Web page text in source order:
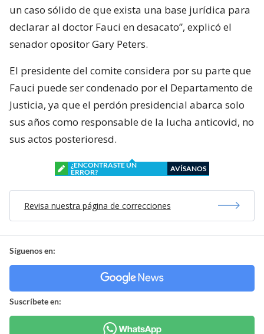
un caso sólido de que exista una base jurídica para
declarar al doctor Fauci en desacato”, explicó el
senador opositor Gary Peters.
El presidente del comite considera por su parte que
Fauci puede ser condenado por el Departamento de
Justicia, ya que el perdón presidencial abarca solo
sus años como responsable de la lucha anticovid, no
sus actos posterioresd.
¿ENCONTRASTE UN
ERROR?
AVÍSANOS
Revisa nuestra página de correcciones
Síguenos en:
Suscríbete en: